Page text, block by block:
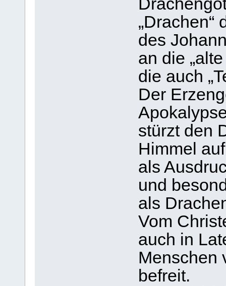
„Drachen“
des
an die
die auch
Der
stürzt den
Himmel
als
und
als
Vom
auch in
Menschen
befreit.